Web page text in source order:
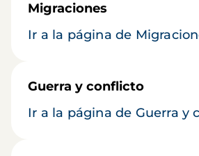
Migraciones
Ir a la página de
Guerra y conflicto
Ir a la página de Guerra y